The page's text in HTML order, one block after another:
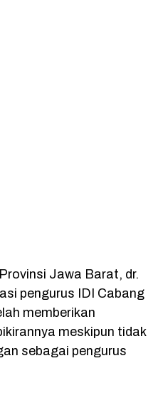
Jawa Barat, dr.
pengurus IDI Cabang
memberikan
meskipun tidak
sebagai pengurus